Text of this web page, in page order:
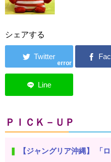
シェアする
error
ＰＩＣＫ－ＵＰ
【ジャングリア沖縄】 「